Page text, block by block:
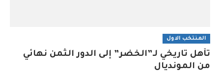
المنتخب الاول
تأهل تاريخي لـ”الخضر” إلى الدور الثمن نهائي
من المونديال